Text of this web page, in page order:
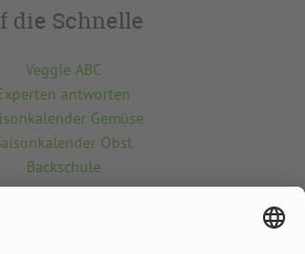
die Schnelle
Veggie ABC
antworten
Gemüse
Obst
Backschule